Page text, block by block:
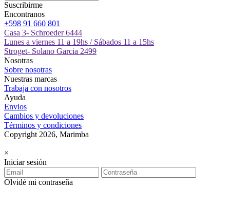
Suscribirme
Encontranos
+598 91 660 801
Casa 3- Schroeder 6444
Lunes a viernes 11 a 19hs / Sábados 11 a 15hs
Stroget- Solano Garcia 2499
Nosotras
Sobre nosotras
Nuestras marcas
Trabaja con nosotros
Ayuda
Envios
Cambios y devoluciones
Términos y condiciones
Copyright 2026, Marimba
×
Iniciar sesión
Olvidé mi contraseña